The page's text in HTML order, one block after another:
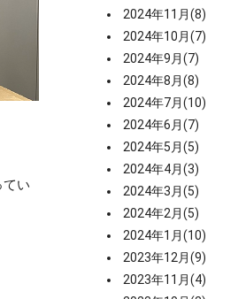
い
2024年11月(8)
2024年10月(7)
2024年9月(7)
2024年8月(8)
2024年7月(10)
2024年6月(7)
2024年5月(5)
2024年4月(3)
2024年3月(5)
2024年2月(5)
2024年1月(10)
2023年12月(9)
2023年11月(4)